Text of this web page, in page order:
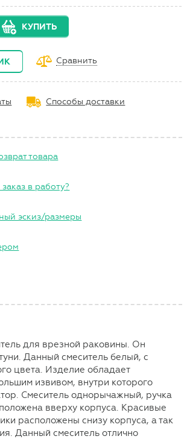
КУПИТЬ
Сравнить
Способы доставки
товара
в работу?
эскиз/размеры
для врезной раковины. Он
Данный смеситель белый, с
цвета. Изделие обладает
извивом, внутри которого
Смеситель однорычажный, ручка
вверху корпуса. Красивые
расположены снизу корпуса, а так
Данный смеситель отлично